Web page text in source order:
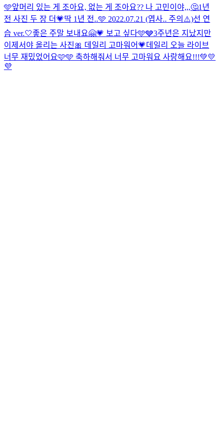
🩵앞머리 있는 게 조아요, 없는 게 조아요?? 나 고민이야,,,🤔1년
전 사진 두 장 더💗딱 1년 전..🩵 2022.07.21 (엽사.. 주의⚠️)선 연
습 ver.🤍좋은 주말 보내요🤗💗 보고 싶다🩵🩶3주년은 지났지만
이제서야 올리는 사진🎀 데일리 고마워어💗데일리 오늘 라이브
너무 재밌었어요🩷🩵 축하해줘서 너무 고마워요 사랑해요!!!💚💛
💜